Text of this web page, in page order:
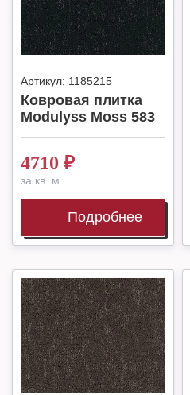
Артикул: 1185215
Ковровая плитка
Modulyss Moss 583
4710 ₽
за кв. м.
Подробнее